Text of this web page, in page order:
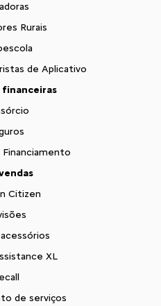
Rurais
de Aplicativo
financeiras
Financiamento
Citizen
XL
de serviços